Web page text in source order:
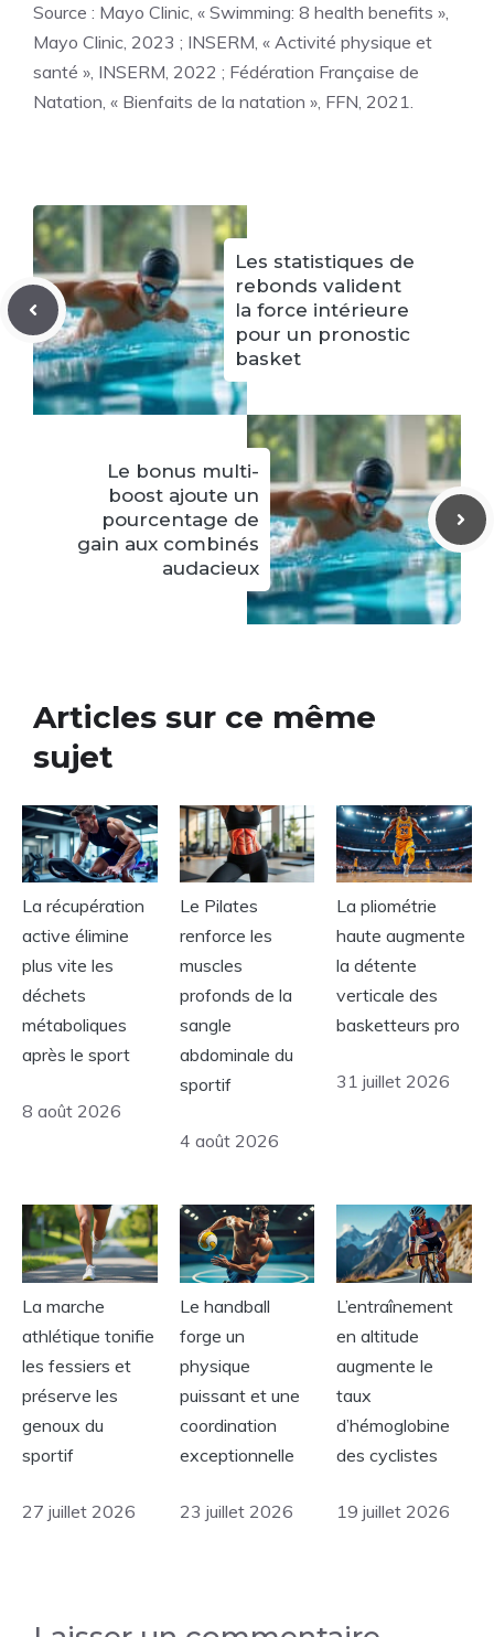
Source : Mayo Clinic, « Swimming: 8 health benefits »,
Mayo Clinic, 2023 ; INSERM, « Activité physique et
santé », INSERM, 2022 ; Fédération Française de
Natation, « Bienfaits de la natation », FFN, 2021.
Les statistiques de
rebonds valident
la force intérieure
pour un pronostic
basket
Le bonus multi-
boost ajoute un
pourcentage de
gain aux combinés
audacieux
Articles sur ce même
sujet
La récupération
active élimine
plus vite les
déchets
métaboliques
après le sport
8 août 2026
Le Pilates
renforce les
muscles
profonds de la
sangle
abdominale du
sportif
4 août 2026
La pliométrie
haute augmente
la détente
verticale des
basketteurs pro
31 juillet 2026
La marche
athlétique tonifie
les fessiers et
préserve les
genoux du
sportif
27 juillet 2026
Le handball
forge un
physique
puissant et une
coordination
exceptionnelle
23 juillet 2026
L’entraînement
en altitude
augmente le
taux
d’hémoglobine
des cyclistes
19 juillet 2026